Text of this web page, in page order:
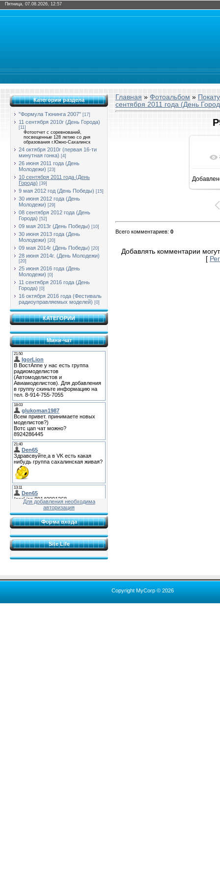
Пятница, 07.08.2026, 12:57
Категории раздела
"Формула Тюнинга 2007" [17]
11 сентября 2010г (День Города)
[11]
Фотоотчет с соревнований,
посвещенные 128 летию со дня
образования г.Южно-Сахалинск
24 октября 2010г (первая 16-ти
минутная гонка) [4]
26 июня 2011 года (День
Молодежи) [23]
10 сентября 2011 года (День
Города) [39]
9 мая 2012 год (День Победы) [15]
30 июня 2012 года (День
Молодежи) [29]
08 сентября 2012 года (День
Города) [52]
09 мая 2013г (День Победы) [10]
30 июня 2013 года (День
Молодежи) [20]
09 мая 2014г (День Победы) [20]
28 июня 2014г. (День Молодежи)
[20]
25 июня 2016 года (День
Молодежи) [0]
11 сентября 2016 года (День
Города) [0]
16 октября 2016 года (Фестиваль
радиоуправляемых моделей) [0]
КАТЕГОРИИ
Мини-чат
Для добавления необходима
авторизация
Форма входа
Site Life
Главная » Фотоальбом »
сентября 2011 года (День
Всего комментариев: 0
Добавлять комментарии
[
Copyright MyCorp © 2026